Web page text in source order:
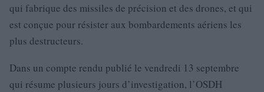
qui fabrique des missiles de précision et des drones, et qui
est conçue pour résister aux bombardements aériens les
plus destructeurs.
Dans un compte rendu publié le vendredi 13 septembre
qui résume plusieurs jours d’investigation, l’OSDH